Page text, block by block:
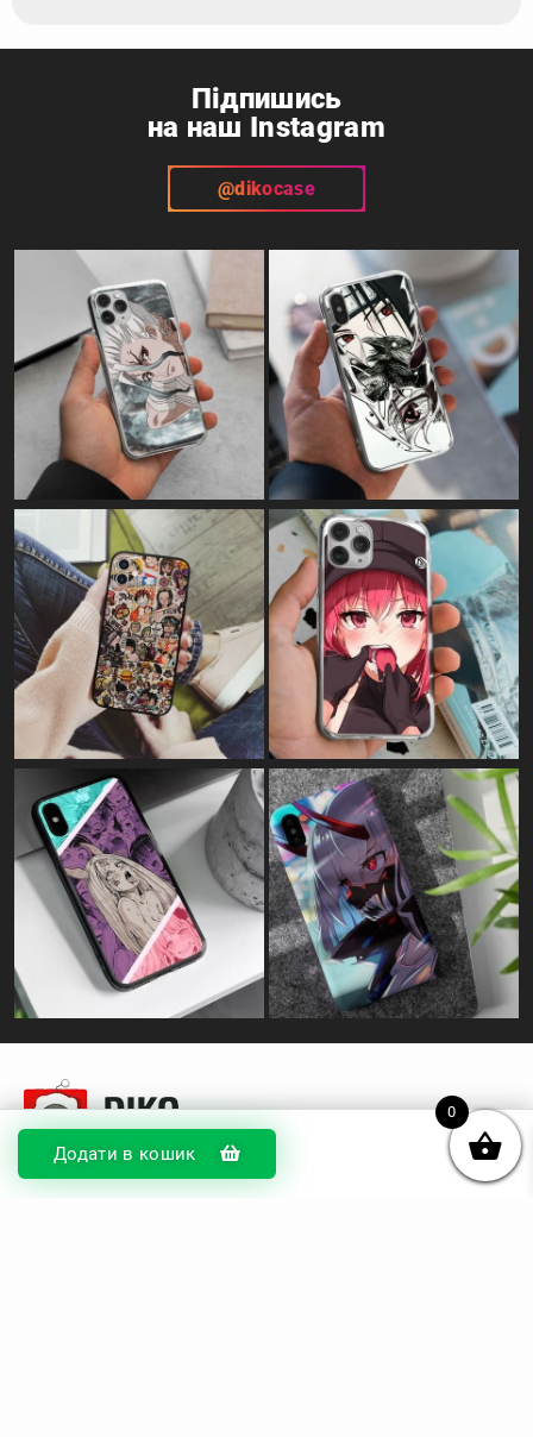
Додати в кошик
Підпишись
на наш Instagram
@dikocase
0